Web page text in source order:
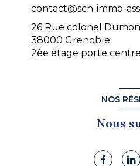
contact@sch-immo-
26 Rue colonel
38000 Grenoble
2èe étage porte
NOS
Nous